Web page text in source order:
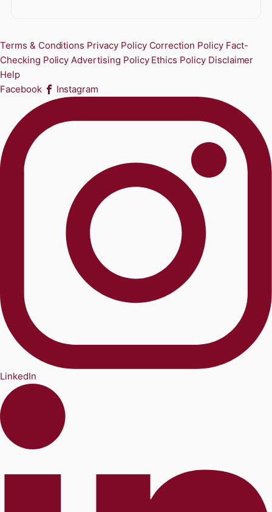
Terms & Conditions Privacy Policy Correction Policy Fact-
Checking Policy Advertising Policy Ethics Policy Disclaimer
Help
Facebook
Instagram
LinkedIn